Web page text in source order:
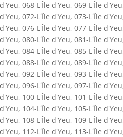
d'Yeu, 068-L'Île d'Yeu, 069-L'Île d'Yeu
d'Yeu, 072-L'Île d'Yeu, 073-L'Île d'Yeu
d'Yeu, 076-L'Île d'Yeu, 077-L'Île d'Yeu
d'Yeu, 080-L'Île d'Yeu, 081-L'Île d'Yeu
d'Yeu, 084-L'Île d'Yeu, 085-L'Île d'Yeu
d'Yeu, 088-L'Île d'Yeu, 089-L'Île d'Yeu
d'Yeu, 092-L'Île d'Yeu, 093-L'Île d'Yeu
d'Yeu, 096-L'Île d'Yeu, 097-L'Île d'Yeu
d'Yeu, 100-L'Île d'Yeu, 101-L'Île d'Yeu
d'Yeu, 104-L'Île d'Yeu, 105-L'Île d'Yeu
d'Yeu, 108-L'Île d'Yeu, 109-L'Île d'Yeu
d'Yeu, 112-L'Île d'Yeu, 113-L'Île d'Yeu